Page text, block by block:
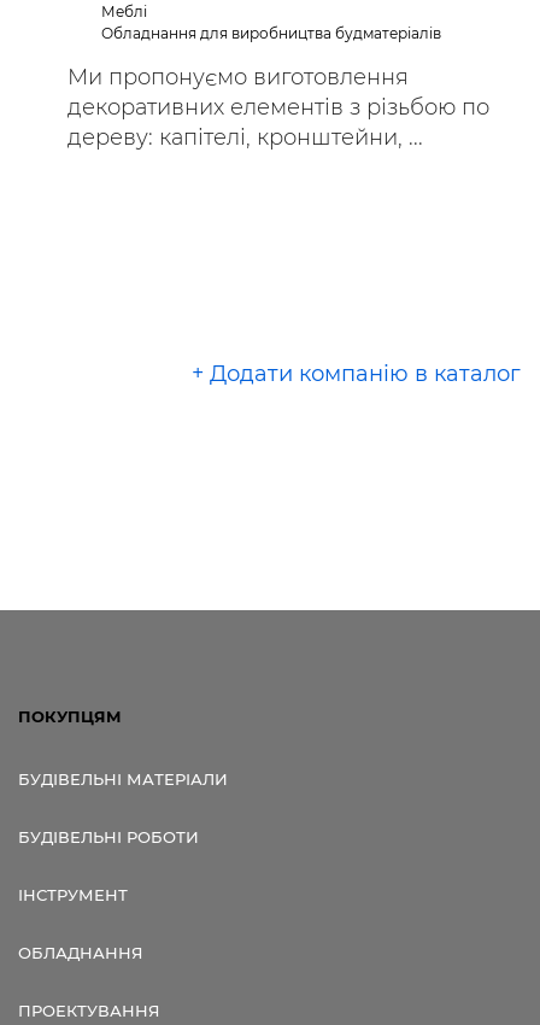
Меблі
Обладнання для виробництва будматеріалів
Ми пропонуємо виготовлення
декоративних елементів з різьбою по
дереву: капітелі, кронштейни, ...
+ Додати компанію в каталог
ПОКУПЦЯМ
БУДІВЕЛЬНІ МАТЕРІАЛИ
БУДІВЕЛЬНІ РОБОТИ
ІНСТРУМЕНТ
ОБЛАДНАННЯ
ПРОЕКТУВАННЯ